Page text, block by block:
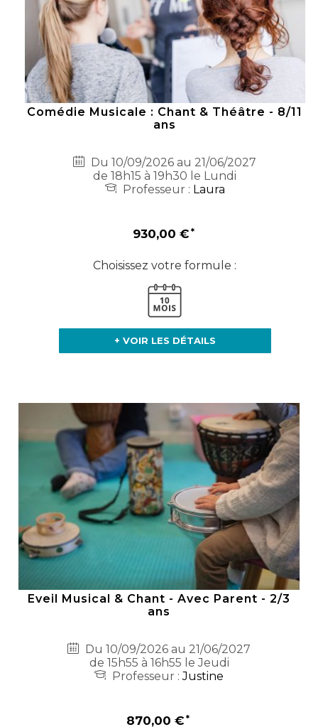
Comédie Musicale : Chant & Théâtre - 8/11
ans
Du 10/09/2026 au 21/06/2027
de 18h15 à 19h30 le Lundi
Professeur : Laura
930,00 €
Choisissez votre formule :
+ VOIR LES DÉTAILS
Eveil Musical & Chant - Avec Parent - 2/3
ans
Du 10/09/2026 au 21/06/2027
de 15h55 à 16h55 le Jeudi
Professeur :Justine
870,00 €